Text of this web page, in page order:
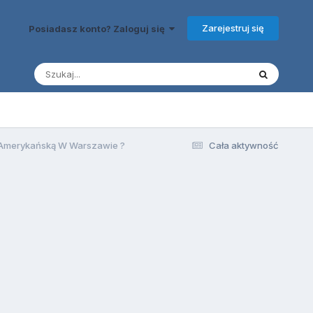
Posiadasz konto? Zaloguj się Zarejestruj się
Cała aktywność
W Warszawie ?